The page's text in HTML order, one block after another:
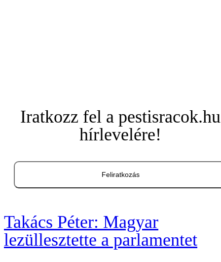
Iratkozz fel a pestisracok.hu
hírlevelére!
Feliratkozás
Takács Péter: Magyar
lezüllesztette a parlamentet